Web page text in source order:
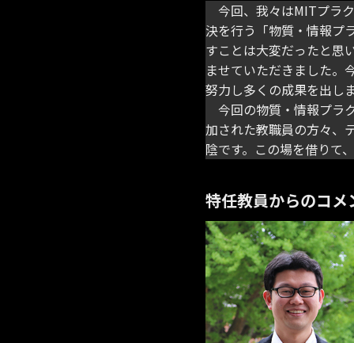
今回、我々はMITプラ
決を行う「物質・情報プ
すことは大変だったと思
ませていただきました。
努力し多くの成果を出し
今回の物質・情報プラ
加された教職員の方々、
陰です。この場を借りて
特任教員からのコメ